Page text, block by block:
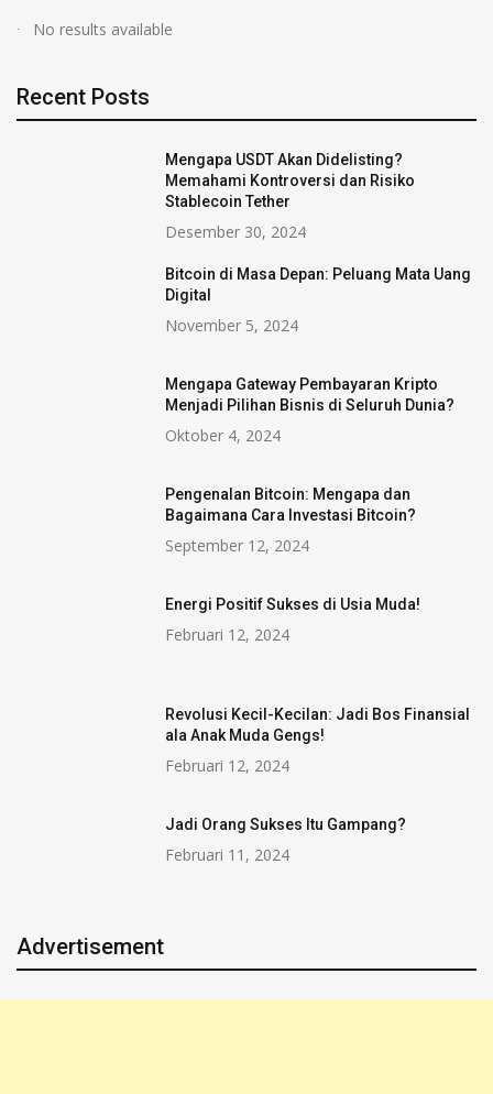
No results available
Recent Posts
Mengapa USDT Akan Didelisting?
Memahami Kontroversi dan Risiko
Stablecoin Tether
Desember 30, 2024
Bitcoin di Masa Depan: Peluang Mata Uang
Digital
November 5, 2024
Mengapa Gateway Pembayaran Kripto
Menjadi Pilihan Bisnis di Seluruh Dunia?
Oktober 4, 2024
Pengenalan Bitcoin: Mengapa dan
Bagaimana Cara Investasi Bitcoin?
September 12, 2024
Energi Positif Sukses di Usia Muda!
Februari 12, 2024
Revolusi Kecil-Kecilan: Jadi Bos Finansial
ala Anak Muda Gengs!
Februari 12, 2024
Jadi Orang Sukses Itu Gampang?
Februari 11, 2024
Advertisement